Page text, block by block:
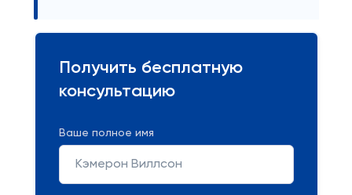
Получить бесплатную
консультацию
Ваше полное имя